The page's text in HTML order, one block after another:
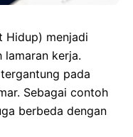
Hidup) menjadi
lamaran kerja.
pada
Sebagai contoh
berbeda dengan